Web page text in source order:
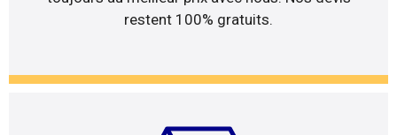
restent 100% gratuits.